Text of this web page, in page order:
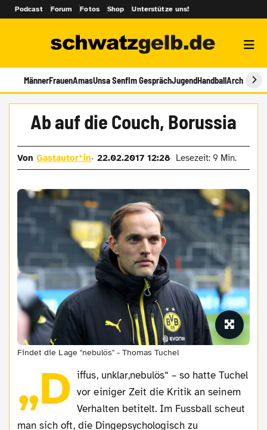
Podcast Forum Fotos Shop Unterstütze uns!
MännerFrauenAmasUnsa SenfIm GesprächJugendHandballArchiv
Ab auf die Couch, Borussia
VonGastautor*in 22.02.2017 12:28 Lesezeit: 9 Min.
Findet die Lage "nebulös" - Thomas Tuchel
„D iffus, unklar,nebulös“ – so hatte Tuchel
vor einiger Zeit die Kritik an seinem
Verhalten betitelt. Im Fussball scheut
man sich oft, die Dingepsychologisch zu